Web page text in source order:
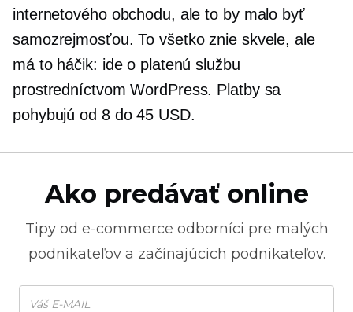
internetového obchodu, ale to by malo byť
samozrejmosťou. To všetko znie skvele, ale
má to háčik: ide o platenú službu
prostredníctvom WordPress. Platby sa
pohybujú od 8 do 45 USD.
Ako predávať online
Tipy od e-commerce odborníci pre malých
podnikateľov a začínajúcich podnikateľov.